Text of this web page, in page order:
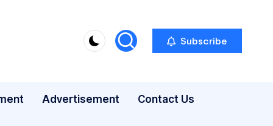
Subscribe
Advertisement Contact Us